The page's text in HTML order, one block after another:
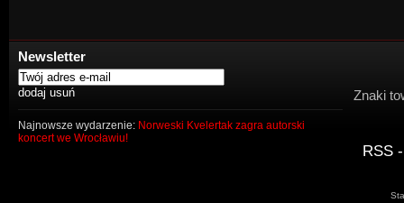
Newsletter
Najnowsze wydarzenie: Norweski Kvelertak zagra autorski
koncert we Wrocławiu!
Znaki
RSS